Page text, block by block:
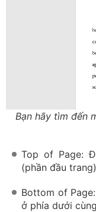
Bạn hãy tìm đến
Top of Page:
(phần đầu
Bottom of
ở phía dưới